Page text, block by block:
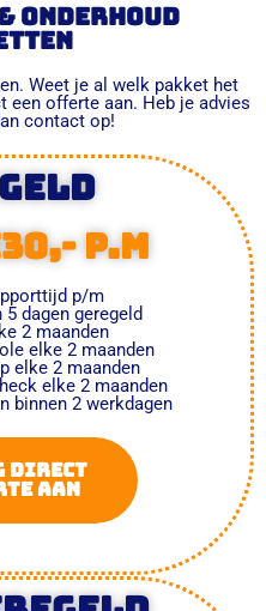
onderhoud
Weet je al welk pakket het
een offerte aan. Heb je advies
contact op!
p.m
p/m
dagen geregeld
2 maanden
elke 2 maanden
elke 2 maanden
elke 2 maanden
binnen 2 werkdagen
direct
aan